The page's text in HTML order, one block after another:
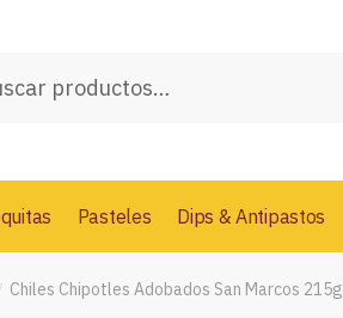
Pasteles Dips & Antipastos
/ Chiles Chipotles Adobados San Marcos 215g